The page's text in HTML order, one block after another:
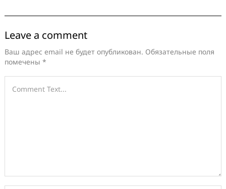
Leave a comment
Ваш адрес email не будет опубликован. Обязательные поля
помечены *